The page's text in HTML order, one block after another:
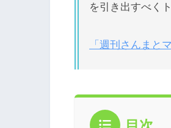
を引き出すべく
「週刊さんまと